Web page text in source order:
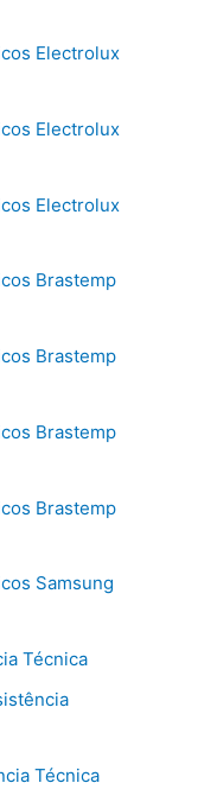
Electrolux
Electrolux
Electrolux
Brastemp
Brastemp
Brastemp
Brastemp
Samsung
Técnica
Técnica